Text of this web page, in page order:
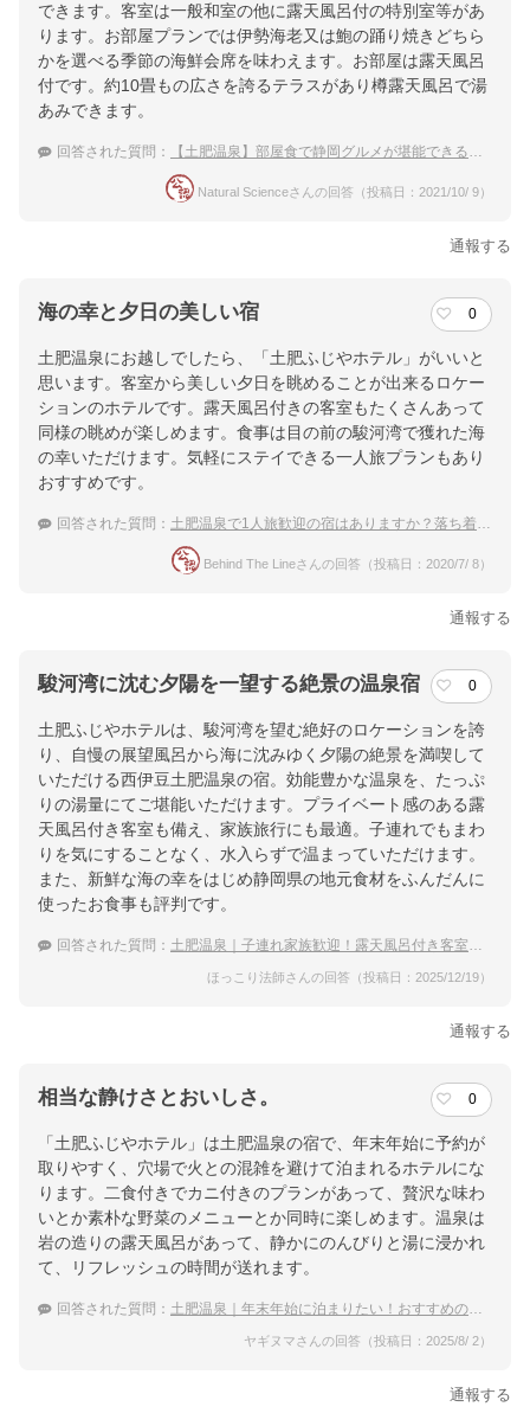
できます。客室は一般和室の他に露天風呂付の特別室等があ
ります。お部屋プランでは伊勢海老又は鮑の踊り焼きどちら
かを選べる季節の海鮮会席を味わえます。お部屋は露天風呂
付です。約10畳もの広さを誇るテラスがあり樽露天風呂で湯
あみできます。
回答された質問： 【土肥温泉】部屋食で静岡グルメが堪能できる宿を教えて下さい。
Natural Scienceさんの回答（投稿日：2021/10/ 9）
通報する
海の幸と夕日の美しい宿 0
土肥温泉にお越しでしたら、「土肥ふじやホテル」がいいと
思います。客室から美しい夕日を眺めることが出来るロケー
ションのホテルです。露天風呂付きの客室もたくさんあって
同様の眺めが楽しめます。食事は目の前の駿河湾で獲れた海
の幸いただけます。気軽にステイできる一人旅プランもあり
おすすめです。
回答された質問： 土肥温泉で1人旅歓迎の宿はありますか？落ち着いて過ごせる、おすすめの温泉宿を教えて下さい。
Behind The Lineさんの回答（投稿日：2020/7/ 8）
通報する
駿河湾に沈む夕陽を一望する絶景の温泉宿 0
土肥ふじやホテルは、駿河湾を望む絶好のロケーションを誇
り、自慢の展望風呂から海に沈みゆく夕陽の絶景を満喫して
いただける西伊豆土肥温泉の宿。効能豊かな温泉を、たっぷ
りの湯量にてご堪能いただけます。プライベート感のある露
天風呂付き客室も備え、家族旅行にも最適。子連れでもまわ
りを気にすることなく、水入らずで温まっていただけます。
また、新鮮な海の幸をはじめ静岡県の地元食材をふんだんに
使ったお食事も評判です。
回答された質問： 土肥温泉｜子連れ家族歓迎！露天風呂付き客室がある宿のおすすめは？
ほっこり法師さんの回答（投稿日：2025/12/19）
通報する
相当な静けさとおいしさ。 0
「土肥ふじやホテル」は土肥温泉の宿で、年末年始に予約が
取りやすく、穴場で火との混雑を避けて泊まれるホテルにな
ります。二食付きでカニ付きのプランがあって、贅沢な味わ
いとか素朴な野菜のメニューとか同時に楽しめます。温泉は
岩の造りの露天風呂があって、静かにのんびりと湯に浸かれ
て、リフレッシュの時間が送れます。
回答された質問： 土肥温泉｜年末年始に泊まりたい！おすすめの穴場な宿は？
ヤギヌマさんの回答（投稿日：2025/8/ 2）
通報する